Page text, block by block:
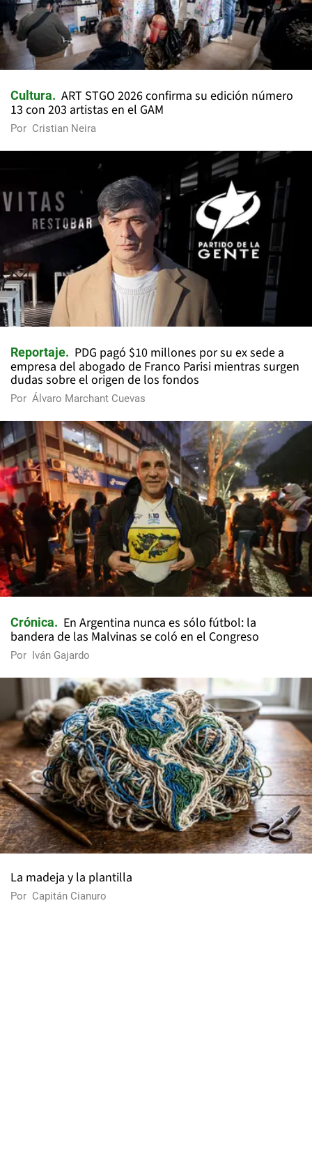
Cultura
ART STGO 2026 confirma su edición número
13 con 203 artistas en el GAM
Por Cristian Neira
Reportaje
PDG pagó $10 millones por su ex sede a
empresa del abogado de Franco Parisi mientras surgen
dudas sobre el origen de los fondos
Por Álvaro Marchant Cuevas
Crónica
En Argentina nunca es sólo fútbol: la
bandera de las Malvinas se coló en el Congreso
Por Iván Gajardo
La madeja y la plantilla
Por Capitán Cianuro